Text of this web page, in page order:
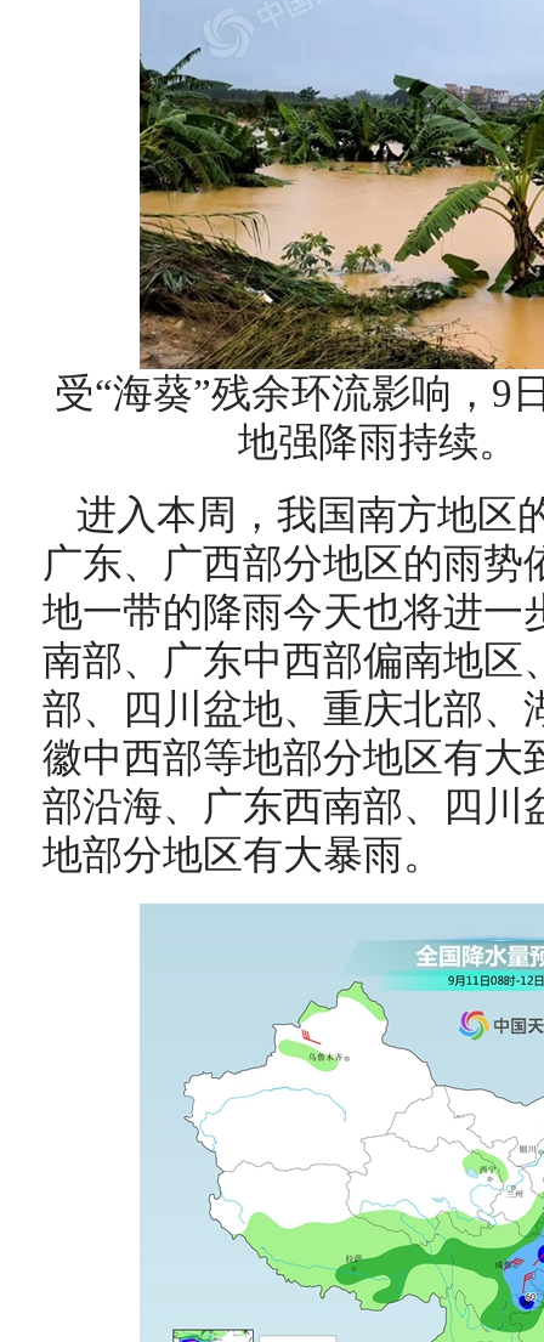
受“海葵”残余环流影响，9
地强降雨持续。
进入本周，我国南方地区
广东、广西部分地区的雨
地一带的降雨今天也将进一
南部、广东中西部偏南地区
部、四川盆地、 重庆北部、
徽中西部等地部分地区有大
部沿海、广东西南部、
四川
地部分地区有大暴雨。